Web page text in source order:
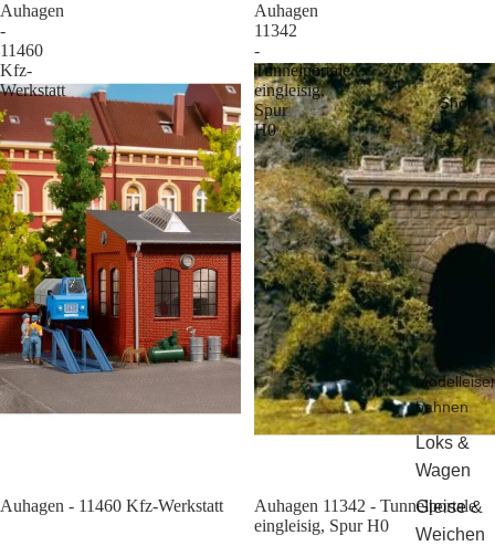
Shop
bahnen
Loks &
Wagen
Gleise &
Weichen
Auhagen
-
11460
Kfz-
Werkstatt
Sale
Auhagen - 11460 Kfz-Werkstatt
Auhagen
11342
-
Tunnelportale
eingleisig,
Spur
H0
Auhagen 11342 - Tunnelportale
eingleisig, Spur H0